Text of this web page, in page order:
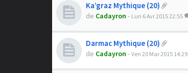
Ka’graz Mythique (20)
de Cadayron - Lun 6 Avr 2015 22:55
Darmac Mythique (20)
de Cadayron - Ven 20 Mar 2015 14:29